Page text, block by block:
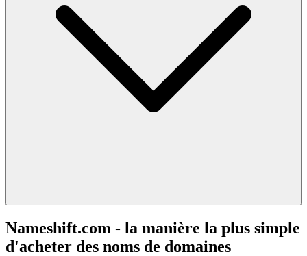
Nameshift.com - la manière la plus simple
d'acheter des noms de domaines